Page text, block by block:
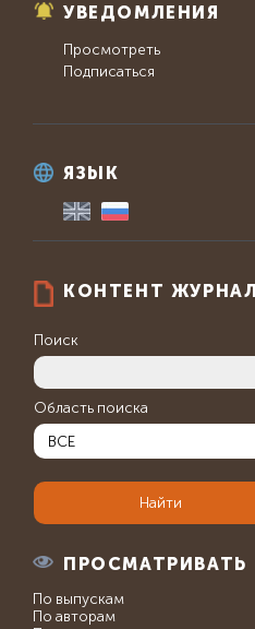
УВЕДОМЛЕНИЯ
Просмотреть
Подписаться
ЯЗЫК
КОНТЕНТ
Поиск
Область поиска
ПРОСМАТРИВАТЬ
По выпускам
По авторам